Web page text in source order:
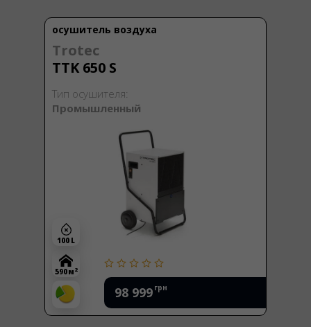
осушитель воздуха
Trotec
TTK 650 S
Тип осушителя:
Промышленный
98 999 грн
100 L
590 м 2